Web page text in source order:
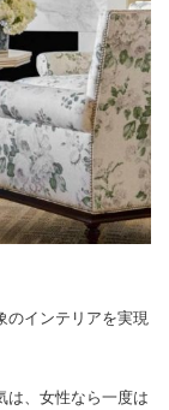
のインテリアを実現
は、女性なら一度は